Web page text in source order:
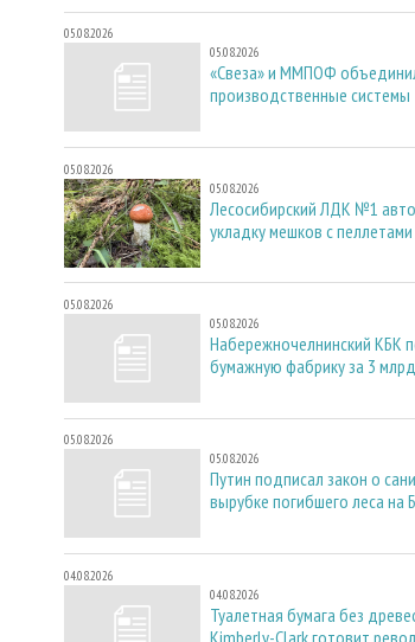
05.08.2026
05.08.2026
«Свеза» и ММПОФ
производственные системы
05.08.2026
05.08.2026
Лесосибирский ЛДК №1
укладку мешков с пеллетами
05.08.2026
05.08.2026
Набережночелнинский КБК
бумажную фабрику за 3
05.08.2026
05.08.2026
Путин подписал закон о
вырубке погибшего леса на
04.08.2026
04.08.2026
Туалетная бумага без
Kimberly-Clark готовит